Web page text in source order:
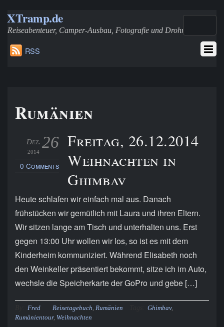
XTramp.de
Reiseabenteuer, Camper-Ausbau, Fotografie und Drohnen
RSS
Rumänien
26
Dez.
2014
0 Comments
Freitag, 26.12.2014
Weihnachten in
Ghimbav
Heute schlafen wir einfach mal aus. Danach
frühstücken wir gemütlich mit Laura und ihren Eltern.
Wir sitzen lange am Tisch und unterhalten uns. Erst
gegen 13:00 Uhr wollen wir los, so ist es mit dem
Kinderheim kommuniziert. Während Elisabeth noch
den Weinkeller präsentiert bekommt, sitze ich im Auto,
wechsle die Speicherkarte der GoPro und gebe […]
Fred Reisetagebuch, Rumänien Ghimbav,
Rumänientour, Weihnachten